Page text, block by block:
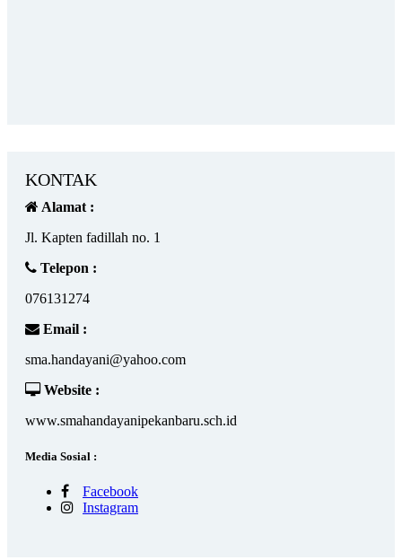
KONTAK
Alamat :
Jl. Kapten fadillah no. 1
Telepon :
076131274
Email :
sma.handayani@yahoo.com
Website :
www.smahandayanipekanbaru.sch.id
Media Sosial :
Facebook
Instagram